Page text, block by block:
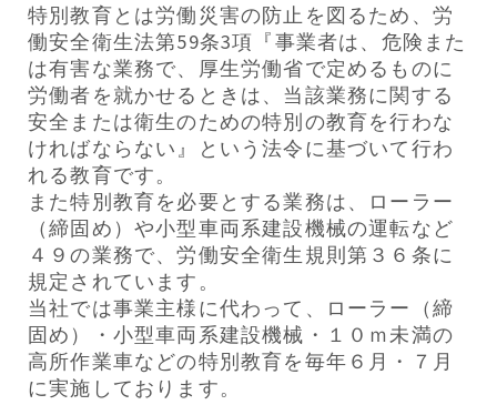
特別教育とは労働災害の防止を図るため、労
働安全衛生法第59条3項『事業者は、危険また
は有害な業務で、厚生労働省で定めるものに
労働者を就かせるときは、当該業務に関する
安全または衛生のための特別の教育を行わな
ければならない』という法令に基づいて行わ
れる教育です。
また特別教育を必要とする業務は、ローラー
（締固め）や小型車両系建設機械の運転など
４９の業務で、労働安全衛生規則第３６条に
規定されています。
当社では事業主様に代わって、ローラー（締
固め）・小型車両系建設機械・１０ｍ未満の
高所作業車などの特別教育を毎年６月・７月
に実施しております。